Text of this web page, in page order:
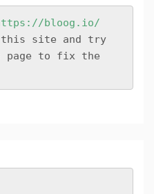
bloog.io/
site and try
page to fix the